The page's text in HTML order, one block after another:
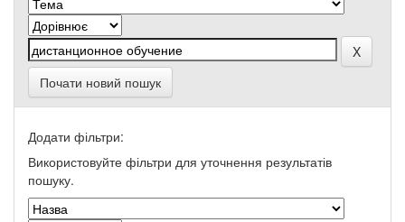
Почати новий пошук
Додати фільтри:
Використовуйте фільтри для уточнення результатів
пошуку.